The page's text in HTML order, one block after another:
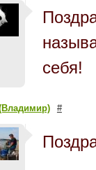
себя!
#